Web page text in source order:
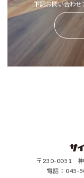
下記お問い合わせ
〒230-0051 神
電話：045-